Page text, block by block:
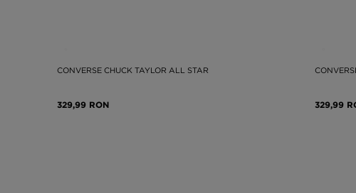
CONVERSE CHUCK TAYLOR ALL STAR
329,99 RON 329,99